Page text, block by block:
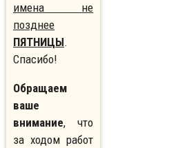
имена не
позднее
ПЯТНИЦЫ.
Спасибо!
Обращаем
ваше
внимание, что
за ходом работ